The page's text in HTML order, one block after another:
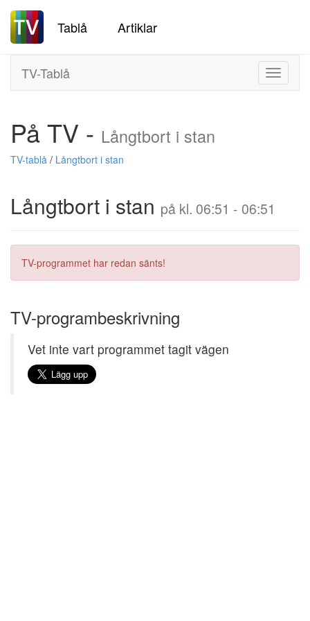
Tablå Artiklar
Toggle
TV-Tablå
På TV - Långtbort i stan
TV-tablå / Långtbort i stan
Långtbort i stan på kl. 06:51 - 06:51
TV-programmet har redan sänts!
TV-programbeskrivning
Vet inte vart programmet tagit vägen